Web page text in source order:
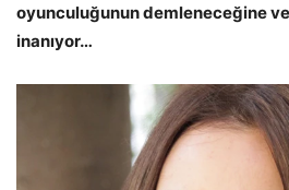
oyunculuğunun demleneceğine
inanıyor…